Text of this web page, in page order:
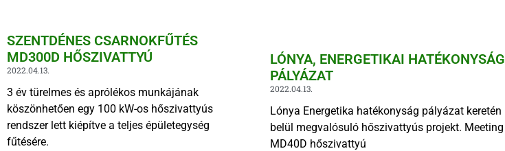
SZENTDÉNES CSARNOKFŰTÉS
MD300D HŐSZIVATTYÚ
2022.04.13.
3 év türelmes és aprólékos munkájának
köszönhetően egy 100 kW-os hőszivattyús
rendszer lett kiépítve a teljes épületegység
fűtésére.
LÓNYA, ENERGETIKAI HATÉKONYSÁG
PÁLYÁZAT
2022.04.13.
Lónya Energetika hatékonyság pályázat keretén
belül megvalósuló hőszivattyús projekt. Meeting
MD40D hőszivattyú